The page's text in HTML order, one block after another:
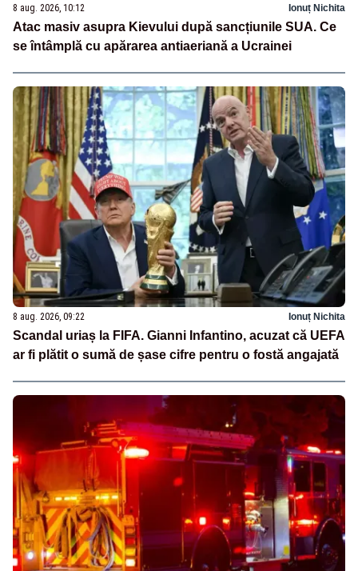
8 aug. 2026, 10:12 Ionuț Nichita
Atac masiv asupra Kievului după sancțiunile SUA. Ce
se întâmplă cu apărarea antiaeriană a Ucrainei
8 aug. 2026, 09:22 Ionuț Nichita
Scandal uriaș la FIFA. Gianni Infantino, acuzat că UEFA
ar fi plătit o sumă de șase cifre pentru o fostă angajată